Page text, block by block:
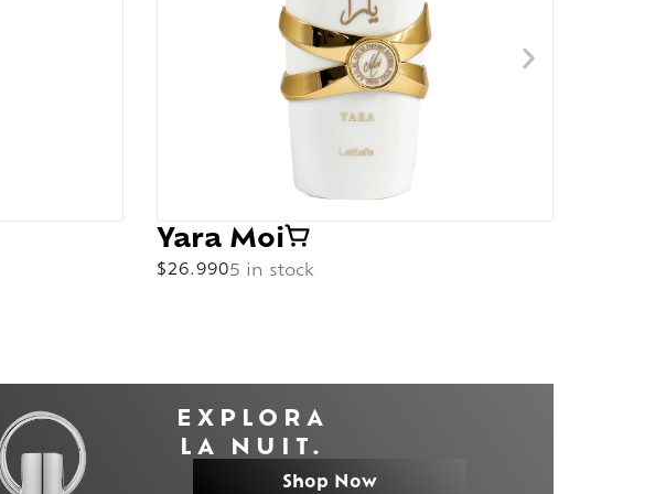
Yara Moi
$26.9905 in stock
EXPLORA
LA NUIT.
Shop Now